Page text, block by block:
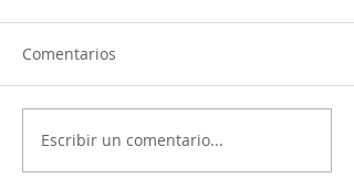
Comentarios
Escribir un comentario...